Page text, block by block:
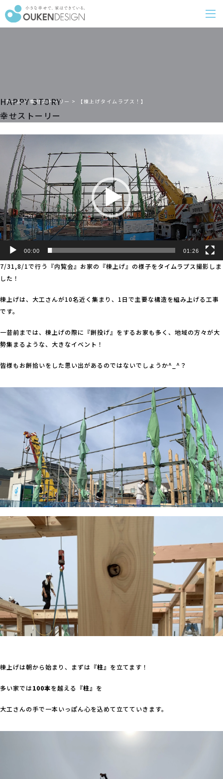
ホーム>幸せストーリー > 【棟上げタイムラプス！】
HAPPY STORY
幸せストーリー
ヤ
ー
00:00 01:26
7/31,8/1で行う『内覧会』お家の『棟上げ』の様子をタイムラプス撮影しま
した！
棟上げは、大工さんが10名近く集まり、1日で主要な構造を組み上げる工事
です。
一昔前までは、棟上げの際に『餅投げ』をするお家も多く、地域の方々が大
勢集まるような、大きなイベント！
皆様もお餅拾いをした思い出があるのではないでしょうか^_^？
棟上げは朝から始まり、まずは 『柱』 を立てます！
多い家では100本を越える 『柱』 を
大工さんの手で一本いっぽん心を込めて立てていきます。